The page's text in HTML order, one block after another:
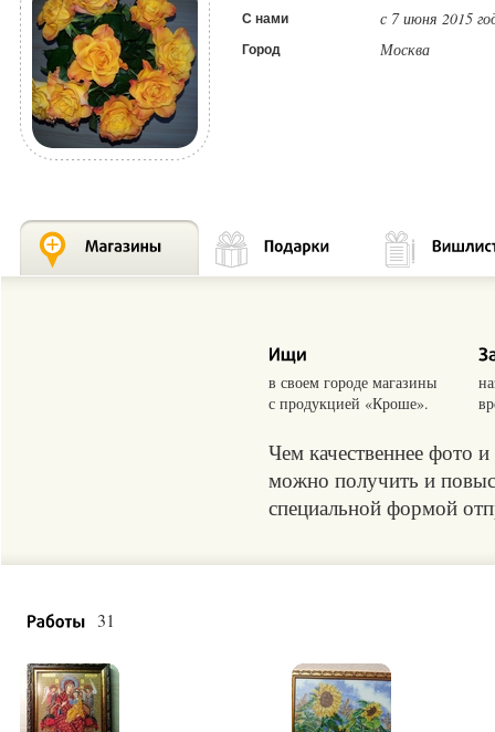
С нами с 7 июня 2015
Город Москва
в своем городе магазины
с продукцией «Кроше».
Чем качественнее фото
можно получить и
специальной формой
31